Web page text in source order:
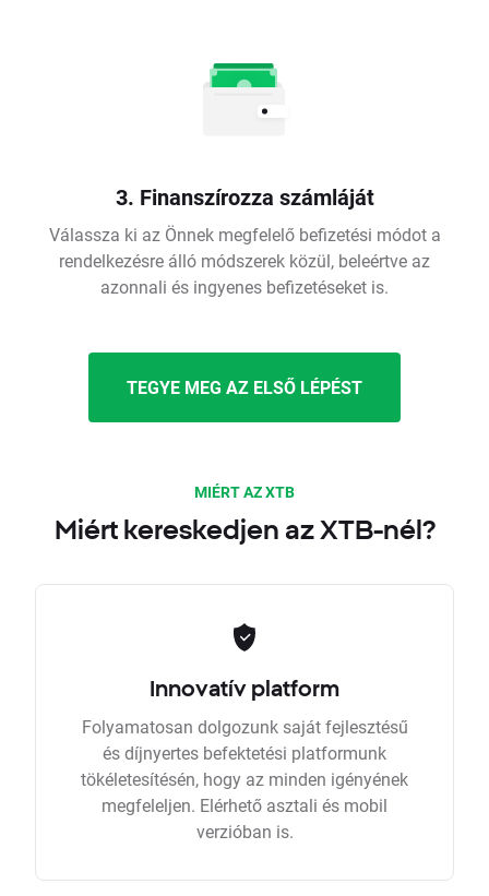
3. Finanszírozza számláját
Válassza ki az Önnek megfelelő befizetési módot a
rendelkezésre álló módszerek közül, beleértve az
azonnali és ingyenes befizetéseket is.
TEGYE MEG AZ ELSŐ LÉPÉST
MIÉRT AZ XTB
Miért kereskedjen az XTB-nél?
Innovatív platform
Folyamatosan dolgozunk saját fejlesztésű
és díjnyertes befektetési platformunk
tökéletesítésén, hogy az minden igényének
megfeleljen. Elérhető asztali és mobil
verzióban is.